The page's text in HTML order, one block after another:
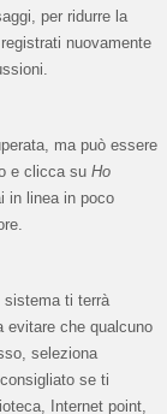
per ridurre la
nuovamente
ma può essere
e clicca su Ho
in linea in poco
sistema ti terrà
evitare che qualcuno
seleziona
se ti
Internet point,